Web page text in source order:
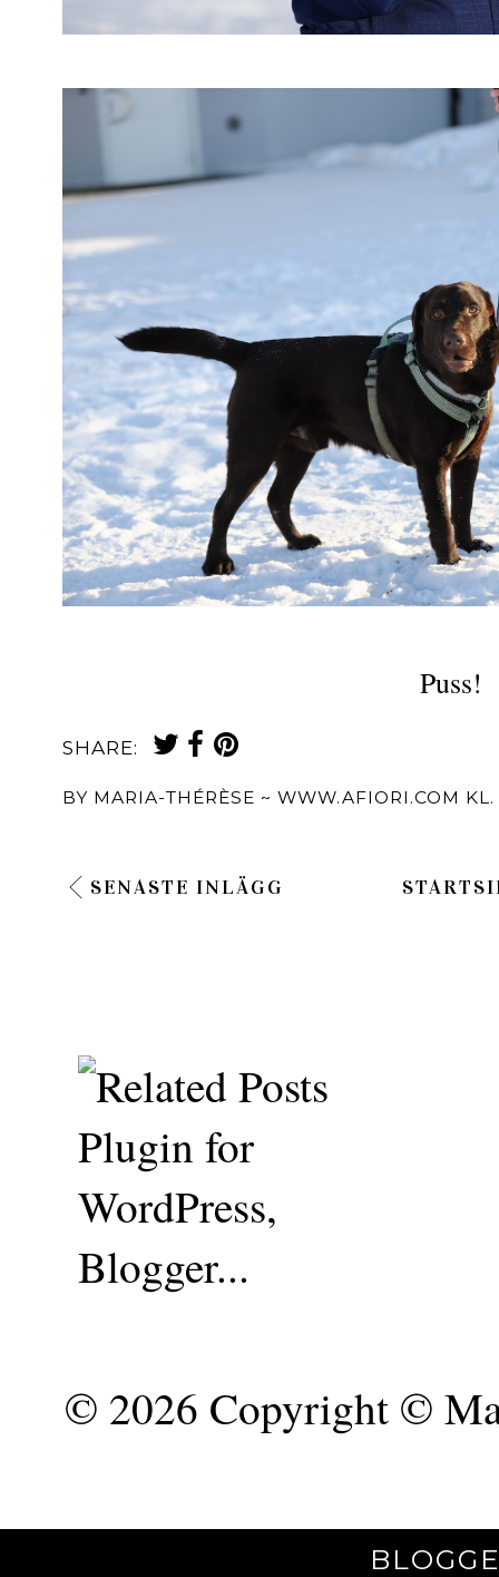
Puss!
SHARE:
BY MARIA-THÉRÈSE ~ WWW.AFIORI.COM KL.
SENASTE INLÄGG
© 2026 Copyright ©